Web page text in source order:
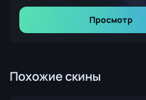
Просмотр
Похожие скины